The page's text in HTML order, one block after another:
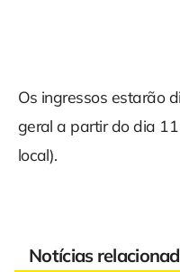
Os ingressos estarão
geral a partir do dia
local).
Notícias